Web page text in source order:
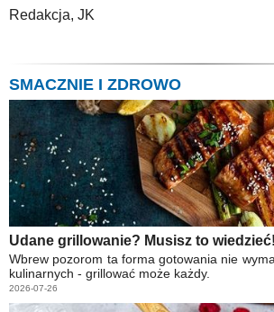
Redakcja, JK
SMACZNIE I ZDROWO
Udane grillowanie? Musisz to wiedzieć!
Wbrew pozorom ta forma gotowania nie
kulinarnych - grillować może każdy.
2026-07-26